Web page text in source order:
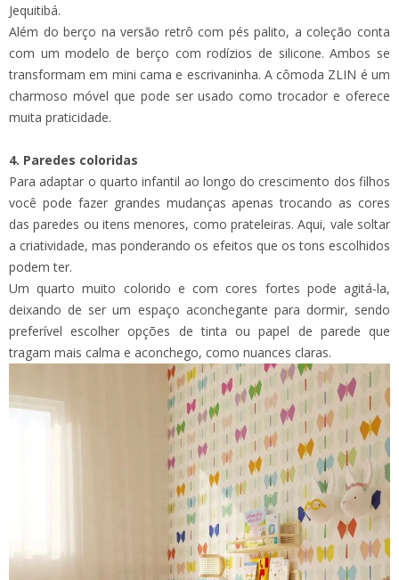
Jequitibá.
Além do berço na versão retrô com pés palito, a coleção conta
com um modelo de berço com rodízios de silicone. Ambos se
transformam em mini cama e escrivaninha. A cômoda ZLIN é um
charmoso móvel que pode ser usado como trocador e oferece
muita praticidade.
4. Paredes coloridas
Para adaptar o quarto infantil ao longo do crescimento dos filhos
você pode fazer grandes mudanças apenas trocando as cores
das paredes ou itens menores, como prateleiras. Aqui, vale soltar
a criatividade, mas ponderando os efeitos que os tons escolhidos
podem ter.
Um quarto muito colorido e com cores fortes pode agitá-la,
deixando de ser um espaço aconchegante para dormir, sendo
preferível escolher opções de tinta ou papel de parede que
tragam mais calma e aconchego, como nuances claras.